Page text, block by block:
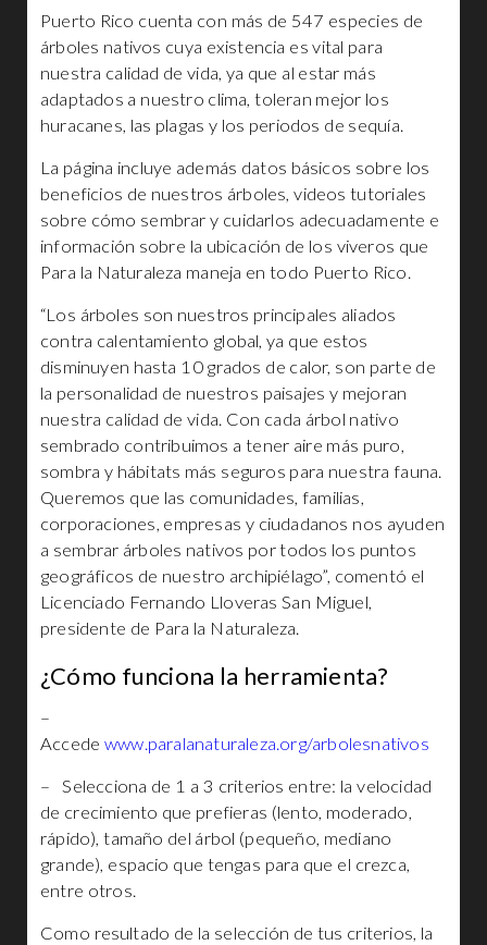
Puerto Rico cuenta con más de 547 especies de
árboles nativos cuya existencia es vital para
nuestra calidad de vida, ya que al estar más
adaptados a nuestro clima, toleran mejor los
huracanes, las plagas y los periodos de sequía.
La página incluye además datos básicos sobre los
beneficios de nuestros árboles, videos tutoriales
sobre cómo sembrar y cuidarlos adecuadamente e
información sobre la ubicación de los viveros que
Para la Naturaleza maneja en todo Puerto Rico.
“Los árboles son nuestros principales aliados
contra calentamiento global, ya que estos
disminuyen hasta 10 grados de calor, son parte de
la personalidad de nuestros paisajes y mejoran
nuestra calidad de vida. Con cada árbol nativo
sembrado contribuimos a tener aire más puro,
sombra y hábitats más seguros para nuestra fauna.
Queremos que las comunidades, familias,
corporaciones, empresas y ciudadanos nos ayuden
a sembrar árboles nativos por todos los puntos
geográficos de nuestro archipiélago”, comentó el
Licenciado Fernando Lloveras San Miguel,
presidente de Para la Naturaleza.
¿Cómo funciona la herramienta?
–
Accede www.paralanaturaleza.org/arbolesnativos
– Selecciona de 1 a 3 criterios entre: la velocidad
de crecimiento que prefieras (lento, moderado,
rápido), tamaño del árbol (pequeño, mediano
grande), espacio que tengas para que el crezca,
entre otros.
Como resultado de la selección de tus criterios, la